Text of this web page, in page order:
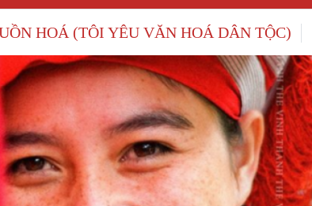
HOÁ (TÔI YÊU VĂN HOÁ DÂN TỘC)